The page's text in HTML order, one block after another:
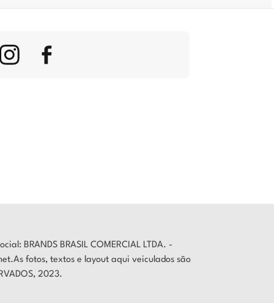
BRANDS BRASIL COMERCIAL LTDA. -
fotos, textos e layout aqui veiculados são
2023.